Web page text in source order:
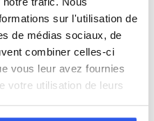
sur l'utilisation de
de médias sociaux, de
combiner celles-ci
vous leur avez fournies
votre utilisation de leurs